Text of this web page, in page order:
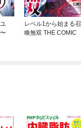
レベル1から始まる召
喚無双 THE COMIC